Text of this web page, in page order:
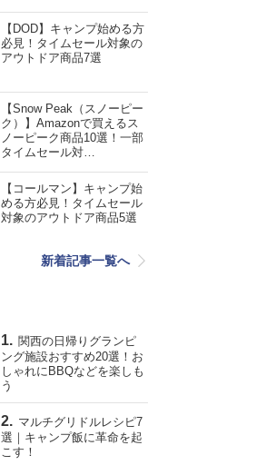
【DOD】キャンプ始める方
必見！タイムセール対象の
アウトドア商品7選
【Snow Peak（スノーピー
ク）】Amazonで買えるス
ノーピーク商品10選！一部
タイムセール対…
【コールマン】キャンプ始
める方必見！タイムセール
対象のアウトドア商品5選
新着記事一覧へ
関西の日帰りグランピ
ング施設おすすめ20選！お
しゃれにBBQなどを楽しも
う
マルチグリドルレシピ7
選｜キャンプ飯に革命を起
こす！